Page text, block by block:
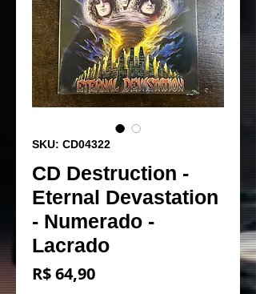
SKU: CD04322
CD Destruction -
Eternal Devastation
- Numerado -
Lacrado
R$ 64,90Preço